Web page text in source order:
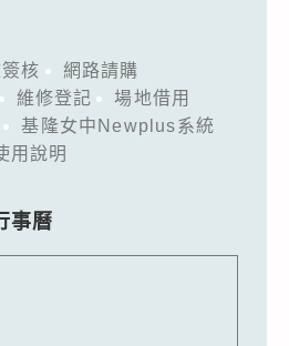
核
網路請購
維修登記
場地借用
基隆女中Newplus系統
用說明
事曆